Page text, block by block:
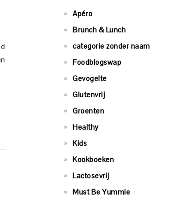
Apéro
Brunch & Lunch
categorie zonder naam
Foodblogswap
Gevogelte
Glutenvrij
Groenten
Healthy
Kids
Kookboeken
Lactosevrij
Must Be Yummie